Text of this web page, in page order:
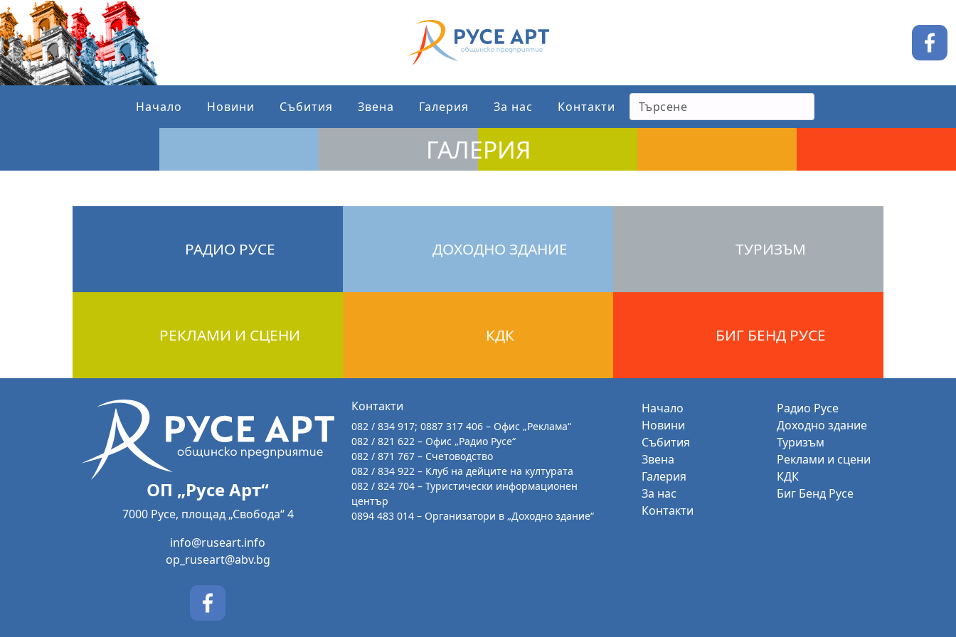
Начало Новини Събития Звена Галерия За нас Контакти
ГАЛЕРИЯ
РАДИО РУСЕ ДОХОДНО ЗДАНИЕ ТУРИЗЪМ
РЕКЛАМИ И СЦЕНИ КДК БИГ БЕНД РУСЕ
ОП „Русе Арт“
7000 Русе, площад „Свобода“ 4
info@ruseart.info
op_ruseart@abv.bg
Контакти
082 / 834 917; 0887 317 406 – Офис „Реклама“
082 / 821 622 – Офис „Радио Русе“
082 / 871 767 – Счетоводство
082 / 834 922 – Клуб на дейците на културата
082 / 824 704 – Туристически информационен
център
0894 483 014 – Организатори в „Доходно здание“
Начало
Новини
Събития
Звена
Галерия
За нас
Контакти
Радио Русе
Доходно здание
Туризъм
Реклами и сцени
КДК
Биг Бенд Русе